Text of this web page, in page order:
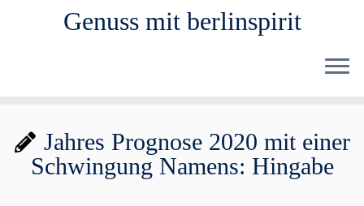
Inhalt
springen
Genuss mit berlinspirit
Jahres Prognose 2020 mit einer
Schwingung Namens: Hingabe